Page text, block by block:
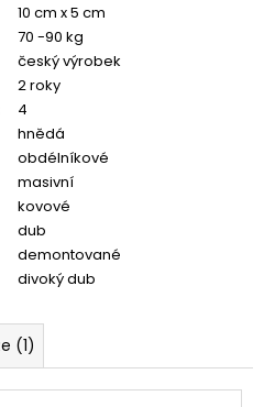
10 cm x 5 cm
70 -90 kg
český výrobek
2 roky
4
hnědá
obdélníkové
masivní
kovové
dub
demontované
divoký dub
(1)